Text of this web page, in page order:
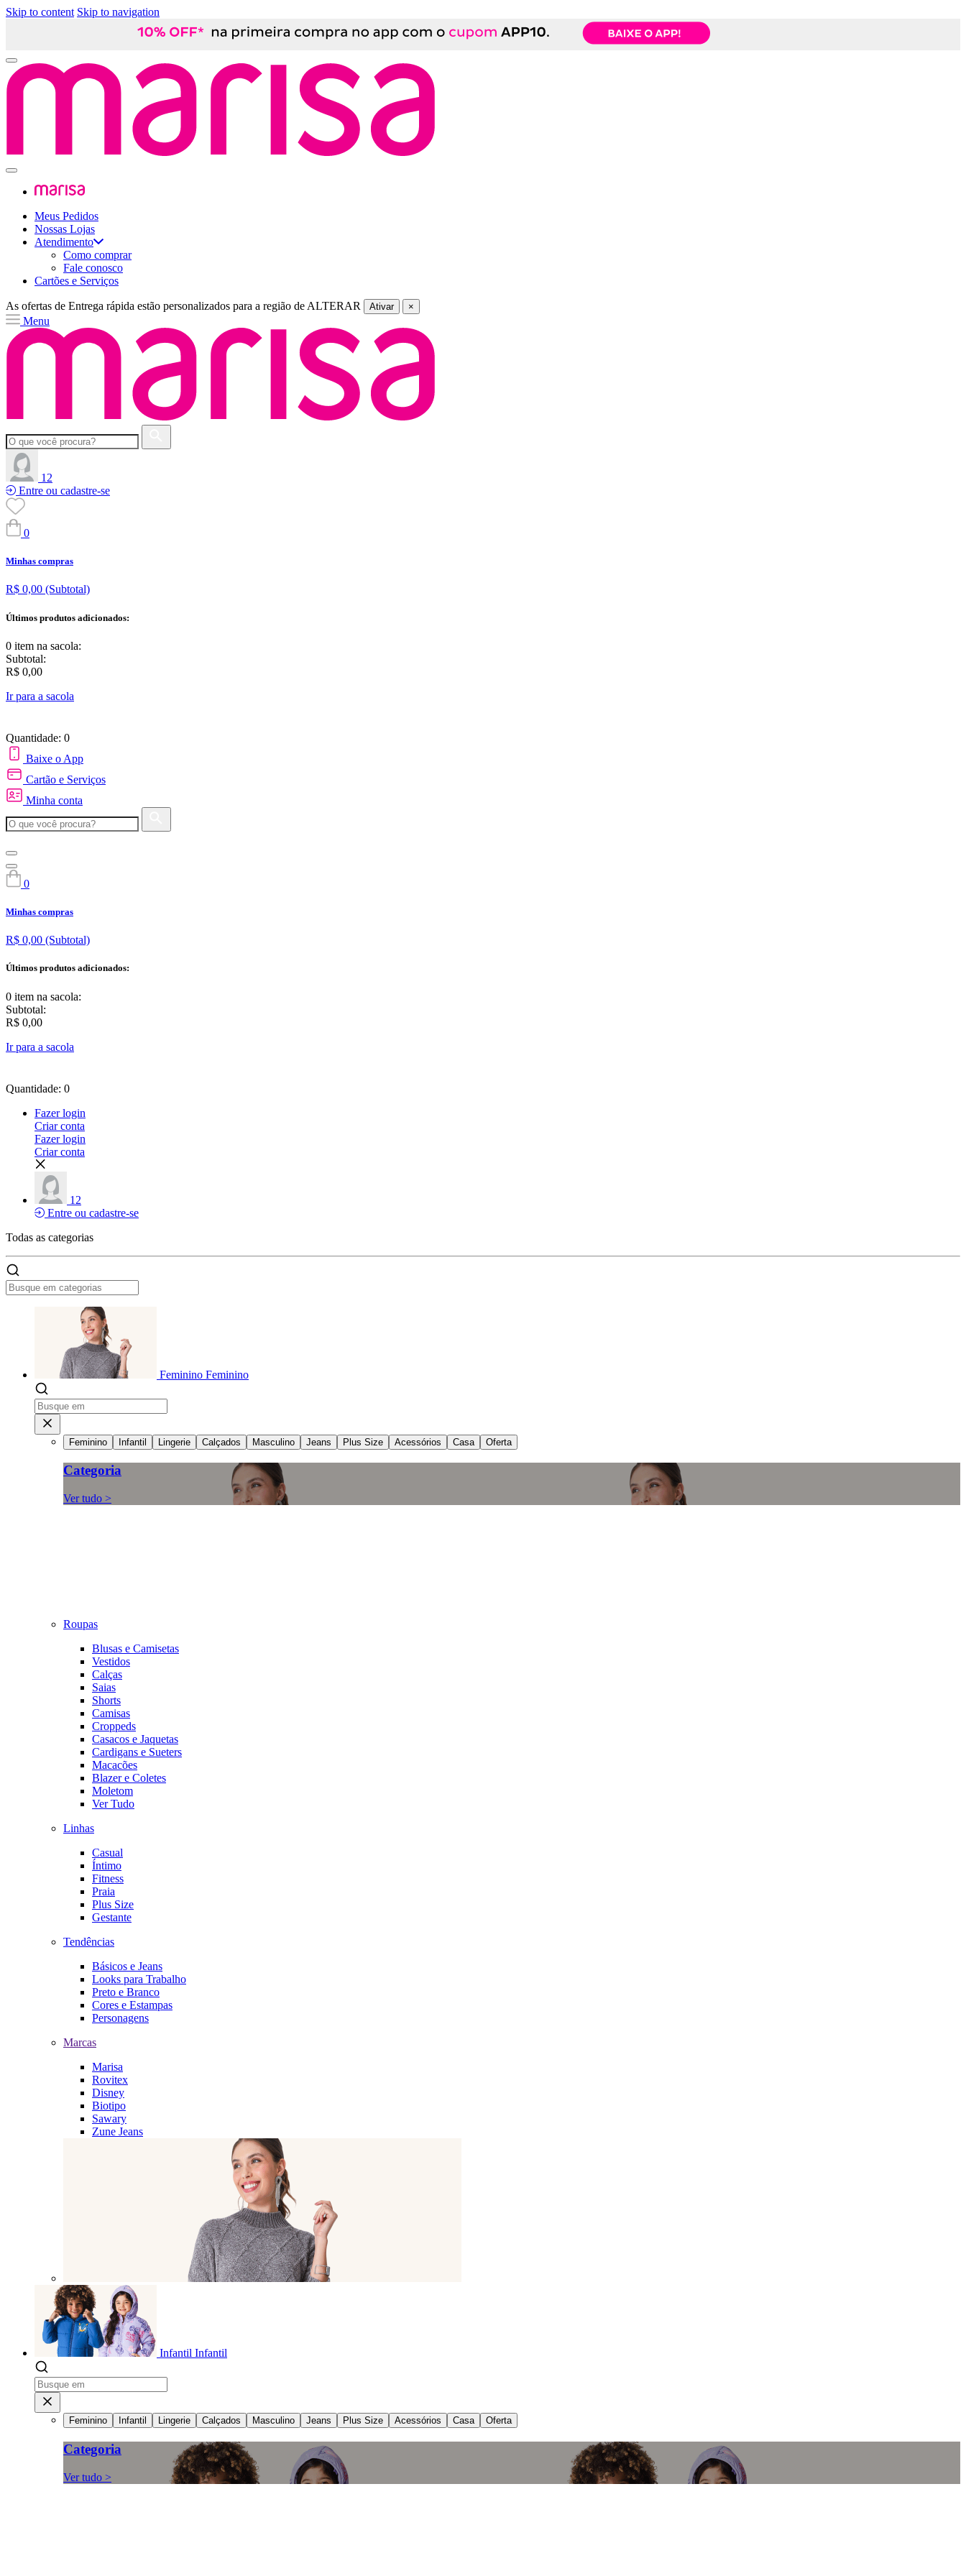
Skip to content Skip to navigation
Meus Pedidos
Nossas Lojas
Atendimento
Como comprar
Fale conosco
Cartões e Serviços
As ofertas de Entrega rápida estão personalizados para a região de ALTERAR Ativar ×
Menu
12
Entre ou cadastre-se
0
Minhas compras
R$ 0,00 (Subtotal)
Últimos produtos adicionados:
0 item na sacola:
Subtotal:
R$ 0,00
Ir para a sacola
Quantidade: 0
Baixe o App
Cartão e Serviços
Minha conta
0
Minhas compras
R$ 0,00 (Subtotal)
Últimos produtos adicionados:
0 item na sacola:
Subtotal:
R$ 0,00
Ir para a sacola
Quantidade: 0
Fazer login
Criar conta
Fazer login
Criar conta
12
Entre ou cadastre-se
Todas as categorias
Feminino Feminino
Feminino Infantil Lingerie Calçados Masculino Jeans Plus Size Acessórios Casa Oferta
Categoria
Ver tudo >
Roupas
Blusas e Camisetas
Vestidos
Calças
Saias
Shorts
Camisas
Croppeds
Casacos e Jaquetas
Cardigans e Sueters
Macacões
Blazer e Coletes
Moletom
Ver Tudo
Linhas
Casual
Íntimo
Fitness
Praia
Plus Size
Gestante
Tendências
Básicos e Jeans
Looks para Trabalho
Preto e Branco
Cores e Estampas
Personagens
Marcas
Marisa
Rovitex
Disney
Biotipo
Sawary
Zune Jeans
Infantil Infantil
Feminino Infantil Lingerie Calçados Masculino Jeans Plus Size Acessórios Casa Oferta
Categoria
Ver tudo >